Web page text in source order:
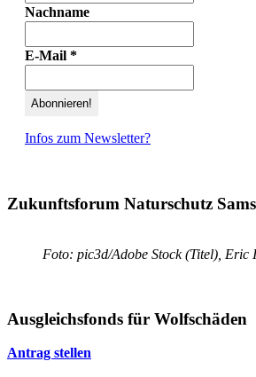
Nachname
E-Mail *
Infos zum Newsletter?
Zukunftsforum Naturschutz
Foto: pic3d/Adobe Stock (Titel), Eric
Ausgleichsfonds für Wolfschäden
Antrag stellen